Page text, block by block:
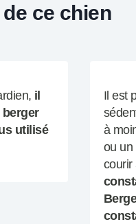
ce chien
il
berger
utilisé
Il est
à
ou un
courir